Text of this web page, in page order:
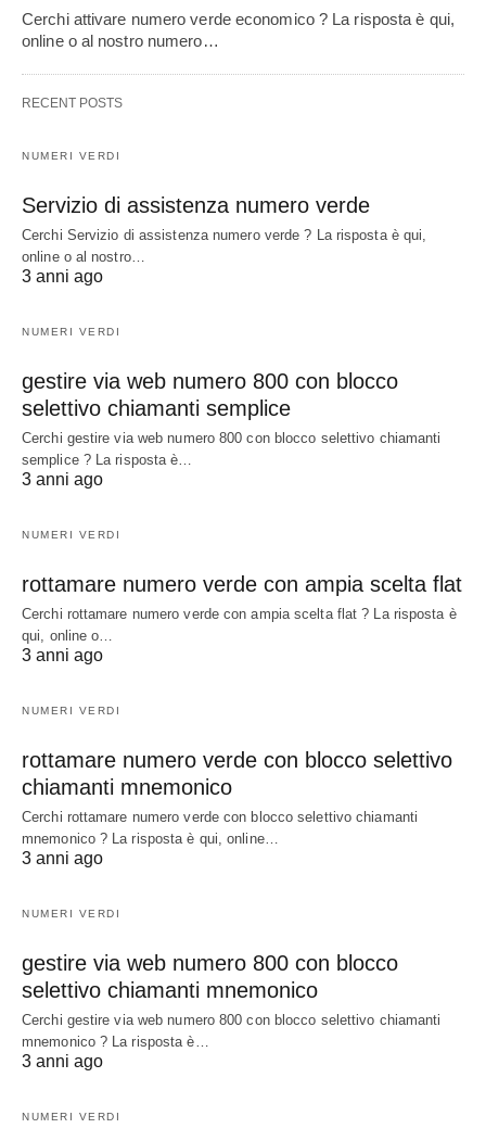
Cerchi attivare numero verde economico ? La risposta è qui,
online o al nostro numero…
RECENT POSTS
NUMERI VERDI
Servizio di assistenza numero verde
Cerchi Servizio di assistenza numero verde ? La risposta è qui,
online o al nostro…
3 anni ago
NUMERI VERDI
gestire via web numero 800 con blocco
selettivo chiamanti semplice
Cerchi gestire via web numero 800 con blocco selettivo chiamanti
semplice ? La risposta è…
3 anni ago
NUMERI VERDI
rottamare numero verde con ampia scelta flat
Cerchi rottamare numero verde con ampia scelta flat ? La risposta è
qui, online o…
3 anni ago
NUMERI VERDI
rottamare numero verde con blocco selettivo
chiamanti mnemonico
Cerchi rottamare numero verde con blocco selettivo chiamanti
mnemonico ? La risposta è qui, online…
3 anni ago
NUMERI VERDI
gestire via web numero 800 con blocco
selettivo chiamanti mnemonico
Cerchi gestire via web numero 800 con blocco selettivo chiamanti
mnemonico ? La risposta è…
3 anni ago
NUMERI VERDI